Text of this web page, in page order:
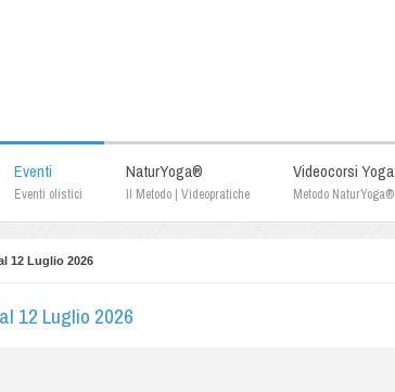
Eventi
Eventi olistici
NaturYoga®
Il Metodo | Videopratiche
Videocorsi Yoga
Metodo NaturYoga®
12 Luglio 2026
12 Luglio 2026